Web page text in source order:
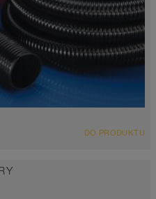
wąż wyciągowo-przesyłowy, wąż
DO PRODUKTU